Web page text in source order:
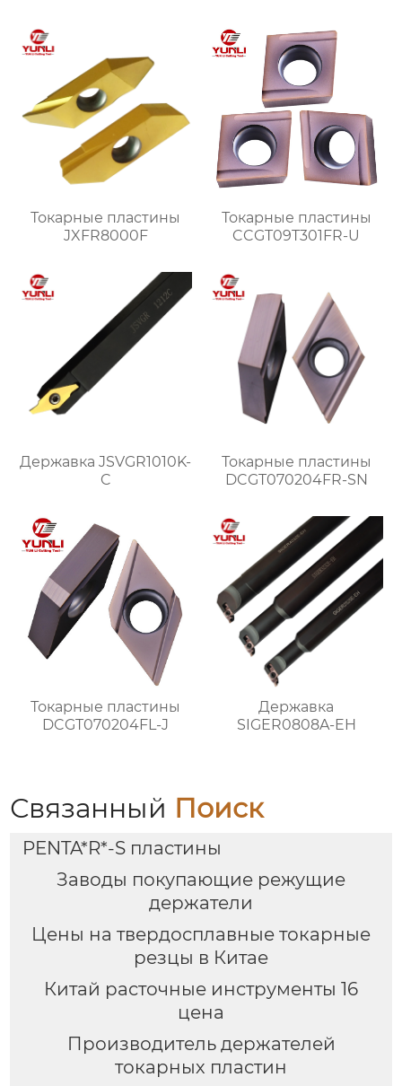
Токарные пластины
JXFR8000F
Токарные пластины
CCGT09T301FR-U
Державка JSVGR1010K-
C
Токарные пластины
DCGT070204FR-SN
Токарные пластины
DCGT070204FL-J
Державка
SIGER0808A-EH
Связанный Поиск
PENTA*R*-S пластины
Заводы покупающие режущие
держатели
Цены на твердосплавные токарные
резцы в Китае
Китай расточные инструменты 16
цена
Производитель держателей
токарных пластин